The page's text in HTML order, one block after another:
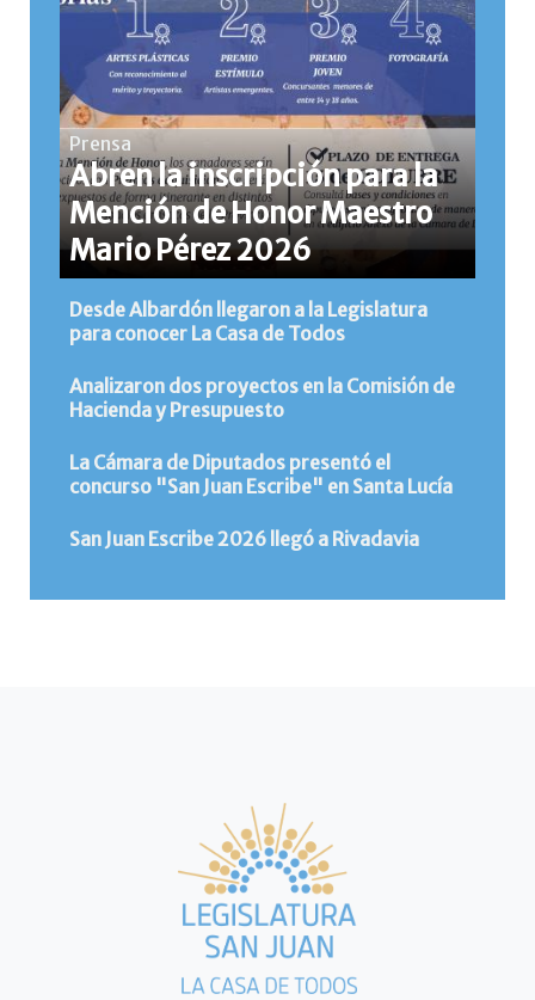
Prensa
Abren la inscripción para la
Mención de Honor Maestro
Mario Pérez 2026
Desde Albardón llegaron a la Legislatura
para conocer La Casa de Todos
Analizaron dos proyectos en la Comisión de
Hacienda y Presupuesto
La Cámara de Diputados presentó el
concurso "San Juan Escribe" en Santa Lucía
San Juan Escribe 2026 llegó a Rivadavia